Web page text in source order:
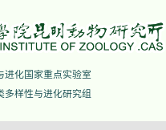
进化国家重点实验室
多样性与进化研究组